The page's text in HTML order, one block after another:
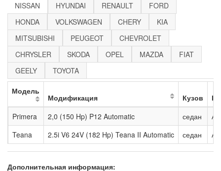
NISSAN
HYUNDAI RENAULT
FORD
HONDA
VOLKSWAGEN CHERY
KIA
MITSUBISHI
PEUGEOT
CHEVROLET
CHRYSLER
SKODA OPEL MAZDA
FIAT
GEELY
TOYOTA
Модель
Модификация Кузов
Primera
2,0 (150 Hp) P12 Automatic седан
Teana
2.5i V6 24V (182 Hp) Teana II Automatic седан
Дополнительная информация: